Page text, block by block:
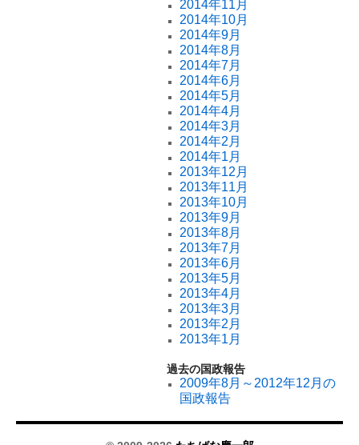
2014年11月
2014年10月
2014年9月
2014年8月
2014年7月
2014年6月
2014年5月
2014年4月
2014年3月
2014年2月
2014年1月
2013年12月
2013年11月
2013年10月
2013年9月
2013年8月
2013年7月
2013年6月
2013年5月
2013年4月
2013年3月
2013年2月
2013年1月
過去の国政報告
2009年8月～2012年12月の
国政報告